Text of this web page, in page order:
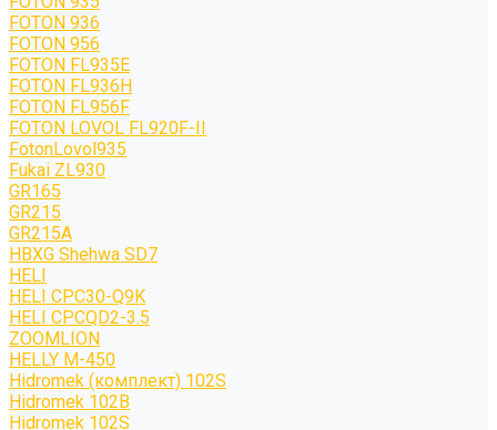
FOTON 936
FOTON 956
FOTON FL935E
FOTON FL936H
FOTON FL956F
FOTON LOVOL FL920F-II
FotonLovol935
Fukai ZL930
GR165
GR215
GR215A
HBXG Shehwa SD7
HELI
HELI CPC30-Q9K
HELI CPCQD2-3.5
ZOOMLION
HELLY M-450
Hidromek (комплект) 102S
Hidromek 102B
Hidromek 102S